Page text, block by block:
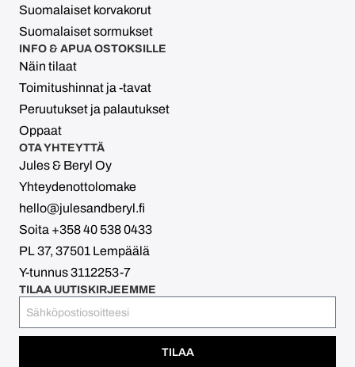
Suomalaiset korvakorut
Suomalaiset sormukset
INFO & APUA OSTOKSILLE
Näin tilaat
Toimitushinnat ja -tavat
Peruutukset ja palautukset
Oppaat
OTA YHTEYTTÄ
Jules & Beryl Oy
Yhteydenottolomake
hello@julesandberyl.fi
Soita +358 40 538 0433
PL 37, 37501 Lempäälä
Y-tunnus 3112253-7
TILAA UUTISKIRJEEMME
TILAA